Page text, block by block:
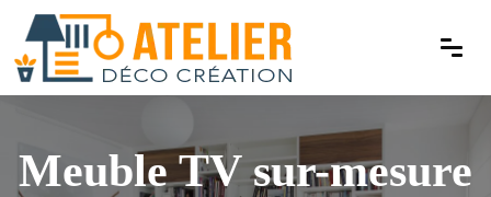
Meuble TV sur-mesure